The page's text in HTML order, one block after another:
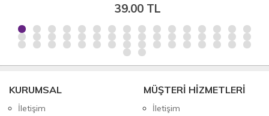
39.00 TL
KURUMSAL
İletişim
MÜŞTERİ HİZMETLERİ
İletişim